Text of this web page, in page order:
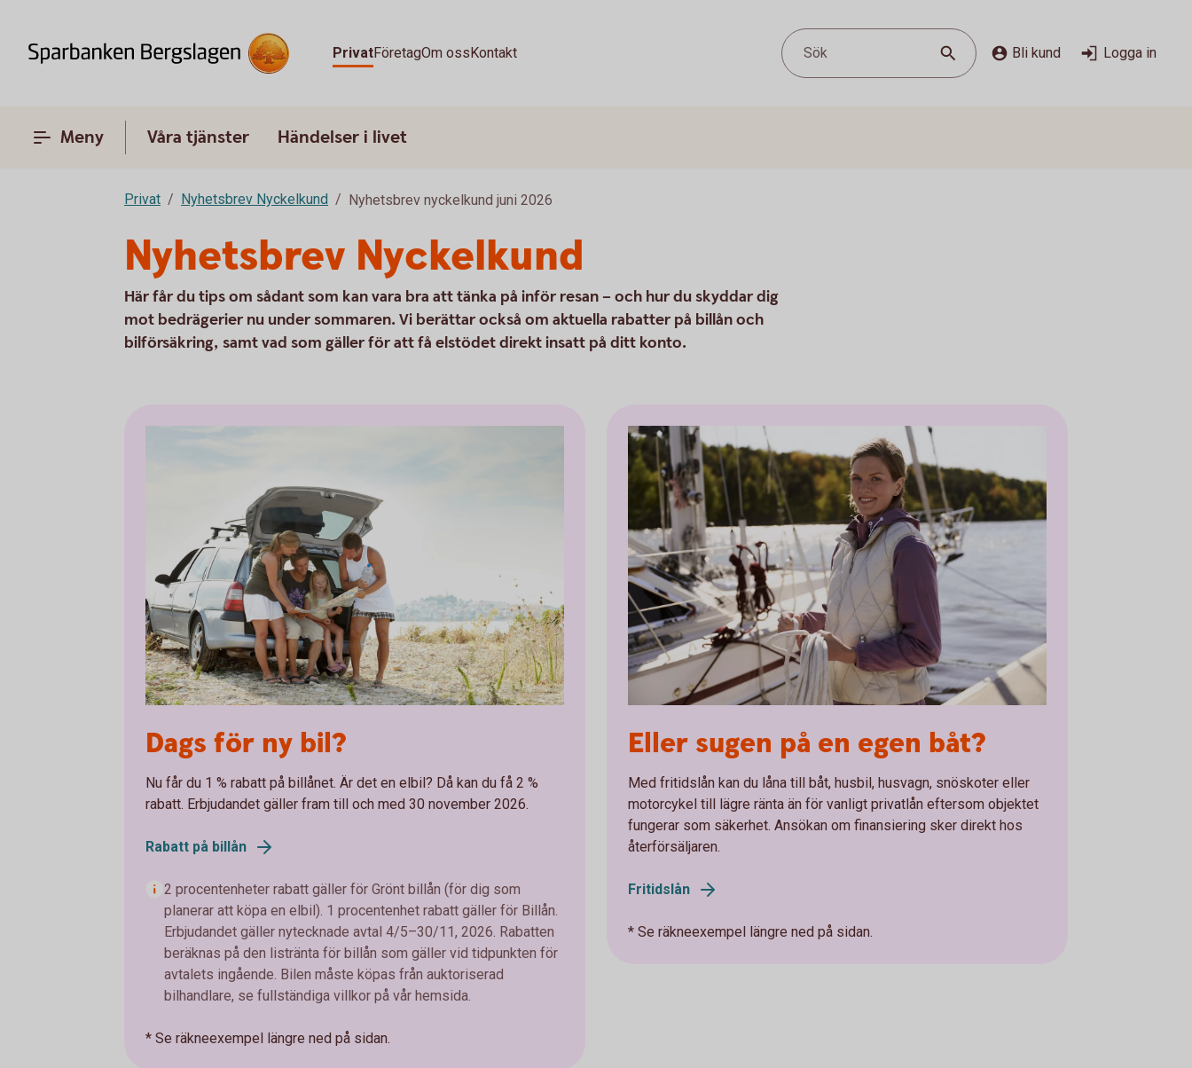
PrivatFöretagOm ossKontakt Sök Bli kund Logga in
Meny Våra tjänster Händelser i livet
Privat Nyhetsbrev Nyckelkund Nyhetsbrev nyckelkund juni 2026
Nyhetsbrev Nyckelkund
Här får du tips om sådant som kan vara bra att tänka på inför resan – och hur du skyddar dig
mot bedrägerier nu under sommaren. Vi berättar också om aktuella rabatter på billån och
bilförsäkring, samt vad som gäller för att få elstödet direkt insatt på ditt konto.
Dags för ny bil?
Nu får du 1 % rabatt på billånet. Är det en elbil? Då kan du få 2 %
rabatt. Erbjudandet gäller fram till och med 30 november 2026.
Rabatt på billån
2 procentenheter rabatt gäller för Grönt billån (för dig som
planerar att köpa en elbil). 1 procentenhet rabatt gäller för Billån.
Erbjudandet gäller nytecknade avtal 4/5–30/11, 2026. Rabatten
beräknas på den listränta för billån som gäller vid tidpunkten för
avtalets ingående. Bilen måste köpas från auktoriserad
bilhandlare, se fullständiga villkor på vår hemsida.
* Se räkneexempel längre ned på sidan.
Eller sugen på en egen båt?
Med fritidslån kan du låna till båt, husbil, husvagn, snöskoter eller
motorcykel till lägre ränta än för vanligt privatlån eftersom objektet
fungerar som säkerhet. Ansökan om finansiering sker direkt hos
återförsäljaren.
Fritidslån
* Se räkneexempel längre ned på sidan.